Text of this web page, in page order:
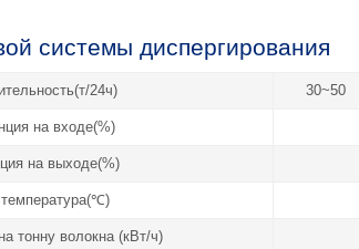
системы диспергирования
24ч) 30~50
на входе(%)
на выходе(%)
тонну волокна (кВт/ч)